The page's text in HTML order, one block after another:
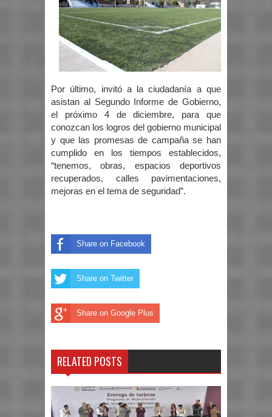
Por último, invitó a la ciudadanía a que
asistan al Segundo Informe de Gobierno,
el próximo 4 de diciembre, para que
conozcan los logros del gobierno municipal
y que las promesas de campaña se han
cumplido en los tiempos establecidos,
“tenemos, obras, espacios deportivos
recuperados, calles pavimentaciones,
mejoras en el tema de seguridad”.
Share on Facebook
Share on Twitter
Share on Google Plus
RELATED POSTS